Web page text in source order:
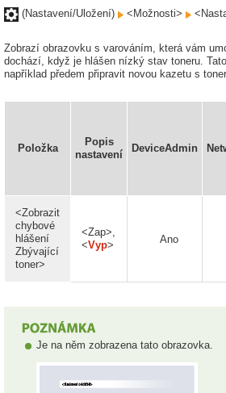
(Nastavení/Uložení) <Možnosti>
Zobrazí obrazovku s varováním, která vám
dochází, když je hlášen nízký stav toneru.
například předem připravit novou kazetu s
Položka
Popis
nastavení
DeviceAdmin
<Zobrazit
chybové
hlášení
Zbývající
toner>
<Zap>,
<Vyp> Ano
Je na něm zobrazena tato obrazovka.